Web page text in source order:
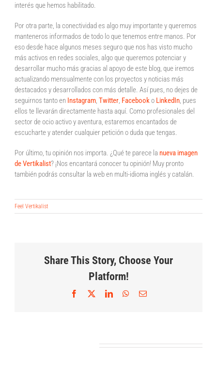
interés que hemos habilitado.
Por otra parte, la conectividad es algo muy importante y queremos
manteneros informados de todo lo que tenemos entre manos. Por
eso desde hace algunos meses seguro que nos has visto mucho
más activos en redes sociales, algo que queremos potenciar y
desarrollar mucho más gracias al apoyo de este blog, que iremos
actualizando mensualmente con los proyectos y noticias más
destacados y desarrollados con más detalle. Así pues, no dejes de
seguirnos tanto en Instagram, Twitter, Facebooko LinkedIn, pues
ellos te llevarán directamente hasta aquí. Como profesionales del
sector de ocio activo y aventura, estaremos encantados de
escucharte y atender cualquier petición o duda que tengas.
Por último, tu opinión nos importa. ¿Qué te parece la nueva imagen
de Vertikalist? ¡Nos encantará conocer tu opinión! Muy pronto
también podrás consultar la web en multi-idioma inglés y catalán.
Feel Vertikalist
Share This Story, Choose Your
Platform!
Facebook LinkedInWhatsApp
Correo